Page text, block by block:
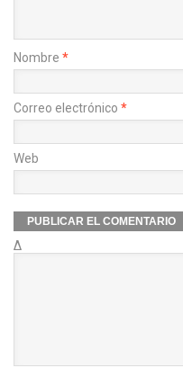
Nombre *
Correo electrónico *
Web
Δ